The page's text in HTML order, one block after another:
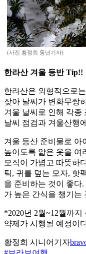
(사진 황정희 동년기자)
한라산 겨울 등반 Tip!!
한라산은 외형적으로
잦아 날씨가 변화무쌍
겨울 날씨로 인해 각종
날씨 점검과 겨울산행
겨울 등산 준비물로 아
높이도록 얇은 옷을 여
모직이 가볍고 따뜻하
틱, 귀를 덮는 모자, 핫
을 준비하는 것이 좋다
가 높은 간식을 챙기는
*2020년 2월~12월까지
약제가 시행될 예정이
황정희 시니어기자